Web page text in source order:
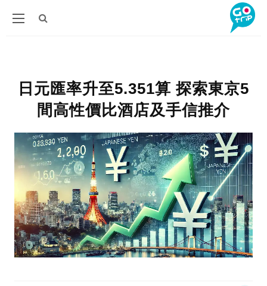
日元匯率升至5.351算 探索東京5
間高性價比酒店及手信推介